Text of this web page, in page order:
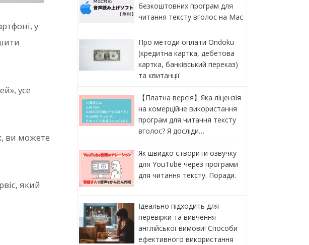
у
усе
, ви можете
який
безкоштовних програм для
читання тексту вголос на Mac
Про методи оплати Ondoku
(кредитна картка, дебетова
картка, банківський переказ)
та квитанції
【Платна версія】Яка ліцензія
на комерційне використання
програм для читання тексту
вголос? Я досліди…
Як швидко створити озвучку
для YouTube через програми
для читання тексту. Поради.
Ідеально підходить для
перевірки та вивчення
англійської вимови! Способи
ефективного використання